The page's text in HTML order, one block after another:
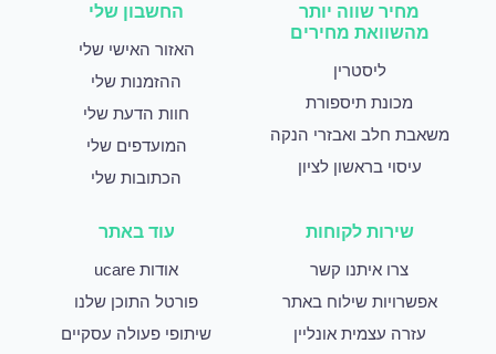
מחיר שווה יותר
מהשוואת מחירים
ליסטרין
מכונת תיספורת
משאבת חלב ואבזרי הנקה
עיסוי בראשון לציון
החשבון שלי
האזור האישי שלי
ההזמנות שלי
חוות הדעת שלי
המועדפים שלי
הכתובות שלי
שירות לקוחות
צרו איתנו קשר
אפשרויות שילוח באתר
עזרה עצמית אונליין
עוד באתר
אודות ucare
פורטל התוכן שלנו
שיתופי פעולה עסקיים